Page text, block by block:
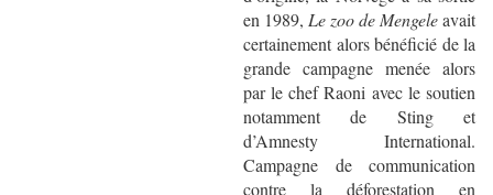
en 1989, Le zoo de Mengeleavait
certainement alors bénéficié de la
grande campagne menée alors
par le chef Raoni avec le soutien
notamment de Sting et
d’Amnesty International.
Campagne de communication
contre la déforestation en